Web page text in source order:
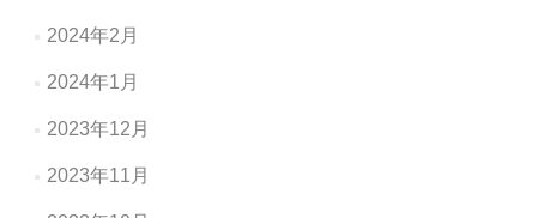
2024年2月
2024年1月
2023年12月
2023年11月